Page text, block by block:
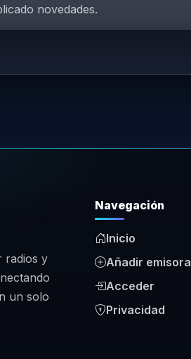
novedades.
radios y
un solo
Navegación
Inicio
Añadir emisora
Acceder
Privacidad